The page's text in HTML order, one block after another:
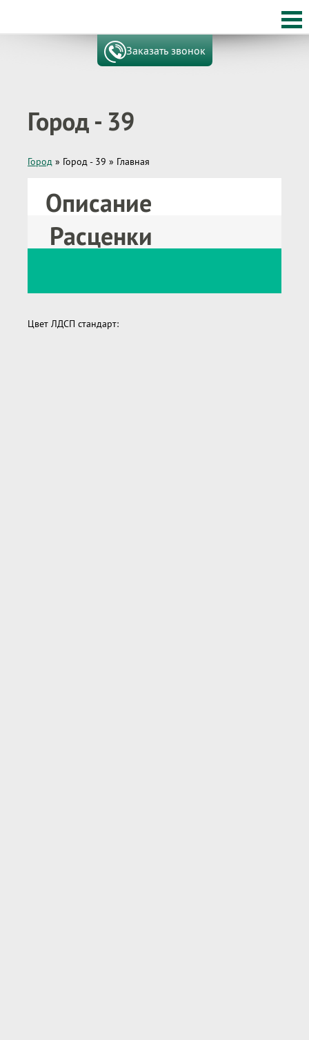
Заказать звонок
Город - 39
Город » Город - 39 » Главная
Описание
Расценки
Цвет ЛДСП стандарт: